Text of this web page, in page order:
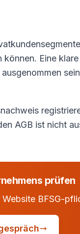
Eine
AGB ist nicht
prüfen
BFSG-